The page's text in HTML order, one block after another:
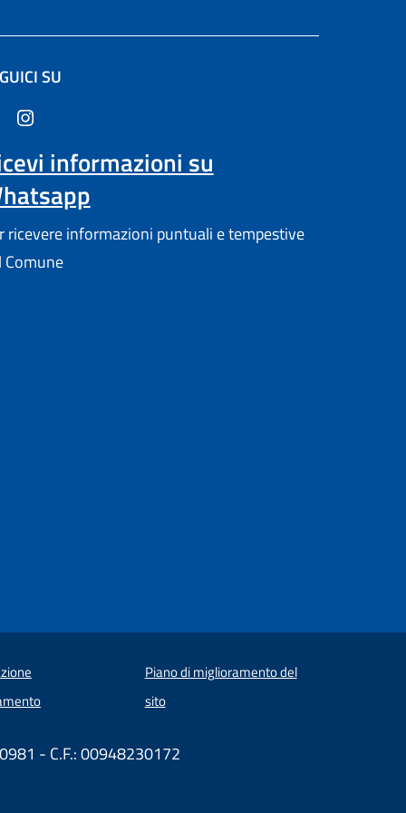
un'altra scheda).
SU
informazioni su
ricevere informazioni puntuali e tempestive
Comune
Piano di miglioramento del
sito
- C.F.: 00948230172